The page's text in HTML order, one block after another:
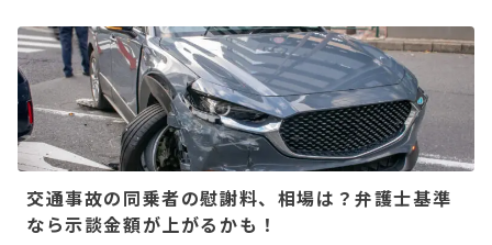
交通事故の同乗者の慰謝料、相場は？弁護士基準
なら示談金額が上がるかも！